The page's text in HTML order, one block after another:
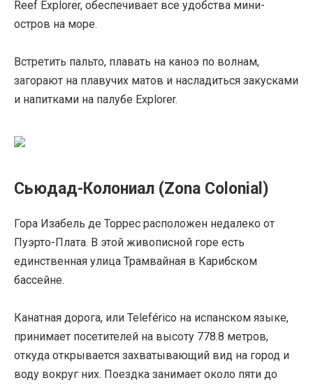
Reef Explorer, обеспечивает все удобства мини-
остров на море.
Встретить пальто, плавать на каноэ по волнам,
загорают на плавучих матов и насладиться закусками
и напитками на палубе Explorer.
Сьюдад-Колониал (Zona Colonial)
Гора Изабель де Торрес расположен недалеко от
Пуэрто-Плата. В этой живописной горе есть
единственная улица Трамвайная в Карибском
бассейне.
Канатная дорога, или Teleférico на испанском языке,
принимает посетителей на высоту 778.8 метров,
откуда открывается захватывающий вид на город и
воду вокруг них. Поездка занимает около пяти до